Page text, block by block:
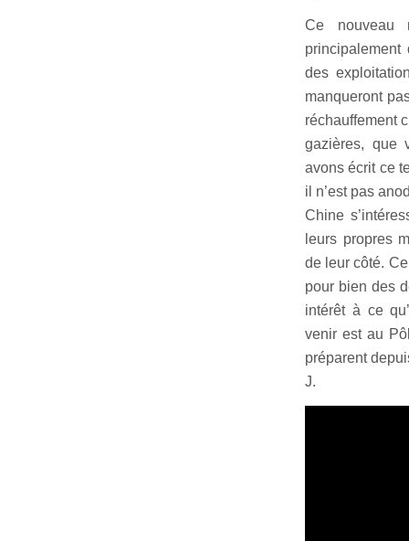
Ce nouveau
principalement
des
manqueront
réchauffement
gazières, que
avons écrit ce
il n’est pas
Chine
leurs propres
de leur côté.
pour bien des
intérêt à ce
venir est au
préparent
J.